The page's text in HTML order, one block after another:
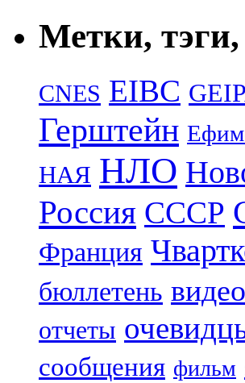
Метки,
CNES EIBC
Герштейн
НАЯ НЛО
Россия СССР
Франция
бюллетень видео
отчеты
сообщения фильм